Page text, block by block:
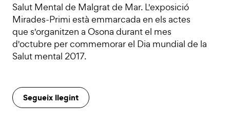
Salut Mental de Malgrat de Mar. L'exposició
Mirades-Primi està emmarcada en els actes
que s'organitzen a Osona durant el mes
d'octubre per commemorar el Dia mundial de la
Salut mental 2017.
Segueix llegint